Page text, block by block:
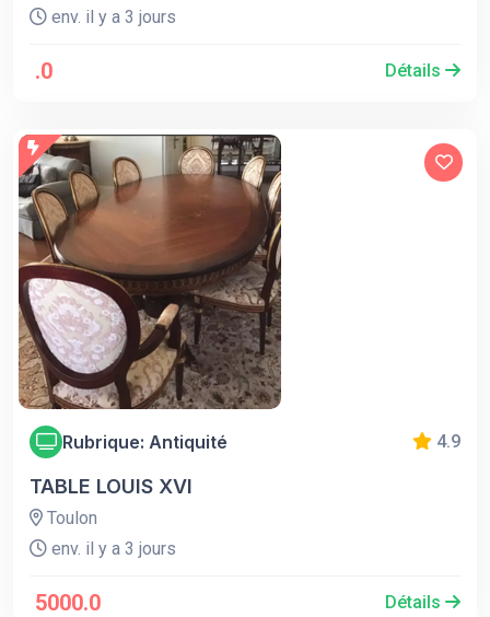
env. il y a 3 jours
.0 Détails
Rubrique: Antiquité 4.9
TABLE LOUIS XVI
Toulon
env. il y a 3 jours
5000.0 Détails